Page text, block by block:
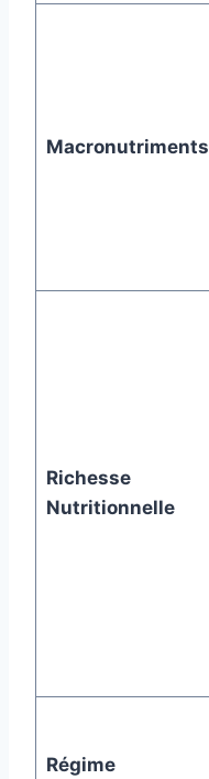
Macronutriments
Richesse
Nutritionnelle
Régime